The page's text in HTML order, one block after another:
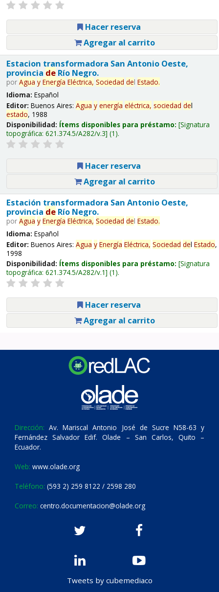
Hacer reserva
Agregar al carrito
Estacion transformadora San Antonio Oeste,
provincia deRío Negro.
por Agua y Energía Eléctrica, Sociedad del Estado.
Idioma: Español
Editor: Buenos Aires: Agua y energía eléctrica, sociedad del
estado, 1988
Disponibilidad: Ítems disponibles para préstamo: Signatura
topográfica: 621.374.5/A282/v.3 (1).
Hacer reserva
Agregar al carrito
Estación transformadora San Antonio Oeste,
provincia deRío Negro.
por Agua y Energía Eléctrica, Sociedad del Estado.
Idioma: Español
Editor: Buenos Aires: Agua y Energía Eléctrica, Sociedad del Estado,
1998
Disponibilidad: Ítems disponibles para préstamo: Signatura
topográfica: 621.374.5/A282/v.1 (1).
Hacer reserva
Agregar al carrito
Dirección: Av. Mariscal Antonio José de Sucre N58-63 y
Fernández Salvador Edif. Olade – San Carlos, Quito –
Ecuador.
Web: www.olade.org
Teléfono: (593 2) 259 8122 / 2598 280
Correo: centro.documentacion@olade.org
Tweets by cubemediaco